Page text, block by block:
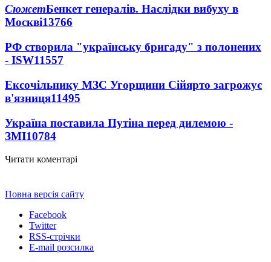
СюжетБенкет генералів. Наслідки вибуху в
Москві13766
РФ створила "українську бригаду" з полонених
- ISW11557
Ексочільнику МЗС Угорщини Сійярто загрожує
в'язниця11495
Україна поставила Путіна перед дилемою -
ЗМІ10784
Читати коментарі
Повна версія сайту
Facebook
Twitter
RSS-стрічки
E-mail розсилка